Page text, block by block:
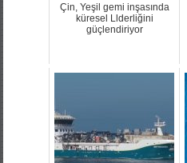
Çin, Yeşil gemi inşasında
küresel Llderliğini
güçlendiriyor